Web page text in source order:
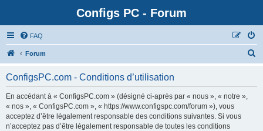
Configs PC - Forum
FAQ
Forum
ConfigsPC.com - Conditions d’utilisation
En accédant à « ConfigsPC.com » (désigné ci-après par « nous », « notre »,
« nos », « ConfigsPC.com », « https://www.configspc.com/forum »), vous
acceptez d’être légalement responsable des conditions suivantes. Si vous
n’acceptez pas d’être légalement responsable de toutes les conditions